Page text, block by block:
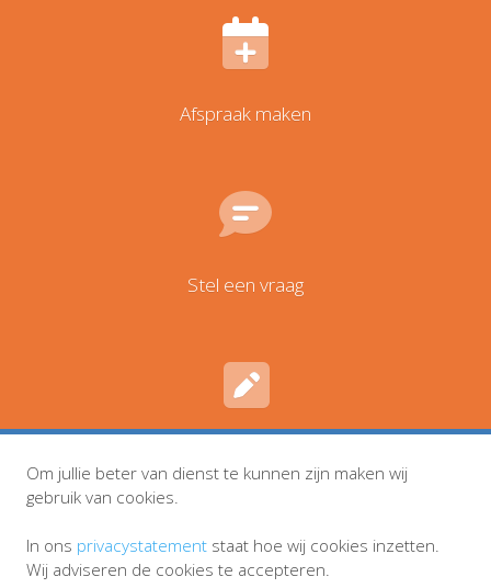
Afspraak maken
Stel een vraag
Om jullie beter van dienst te kunnen zijn maken wij
gebruik van cookies.
In ons privacystatement staat hoe wij cookies inzetten.
Wij adviseren de cookies te accepteren.